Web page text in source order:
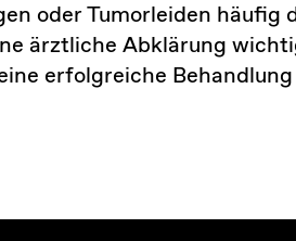
oder Tumorleiden häufig
ärztliche Abklärung
erfolgreiche